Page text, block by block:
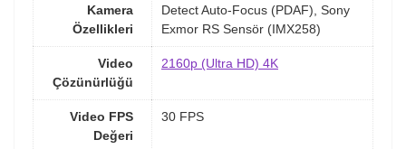
Kamera
Özellikleri
Detect Auto-Focus (PDAF), Sony
Exmor RS Sensör (IMX258)
Video
Çözünürlüğü
2160p (Ultra HD) 4K
Video FPS
Değeri
30 FPS